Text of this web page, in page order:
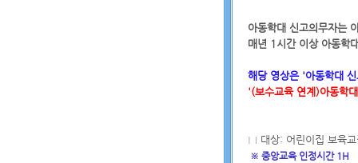
아동학대 신고의무자는
매년 1시간 이상 아동학
해당 영상은 '아동학대
'(보수교육 연계)아동학
□ 대상: 어린이집 보육
※ 중앙교육 인정시간 1H